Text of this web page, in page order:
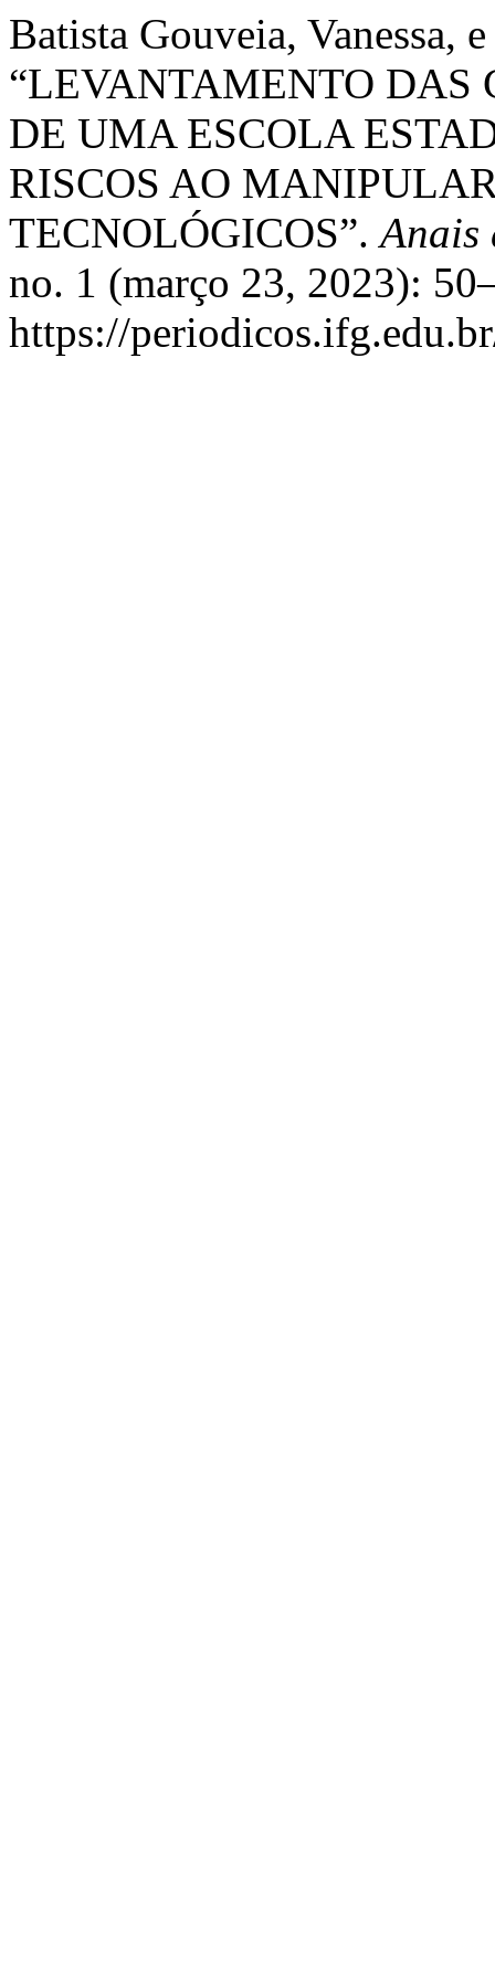
Batista Gouveia, Vanessa,
“LEVANTAMENTO DAS
DE UMA ESCOLA
RISCOS AO
TECNOLÓGICOS”.Anais
no. 1 (março 23, 2023):
https://